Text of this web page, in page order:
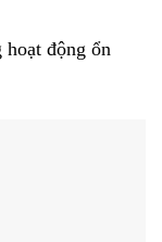
động ổn